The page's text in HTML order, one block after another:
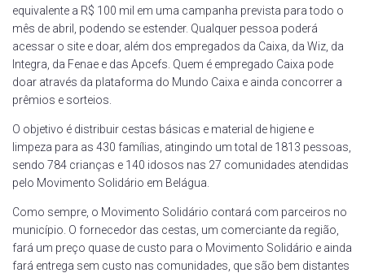
equivalente a R$ 100 mil em uma campanha prevista para todo o
mês de abril, podendo se estender. Qualquer pessoa poderá
acessar o site e doar, além dos empregados da Caixa, da Wiz, da
Integra, da Fenae e das Apcefs. Quem é empregado Caixa pode
doar através da plataforma do Mundo Caixa e ainda concorrer a
prêmios e sorteios.
O objetivo é distribuir cestas básicas e material de higiene e
limpeza para as 430 famílias, atingindo um total de 1813 pessoas,
sendo 784 crianças e 140 idosos nas 27 comunidades atendidas
pelo Movimento Solidário em Belágua.
Como sempre, o Movimento Solidário contará com parceiros no
município. O fornecedor das cestas, um comerciante da região,
fará um preço quase de custo para o Movimento Solidário e ainda
fará entrega sem custo nas comunidades, que são bem distantes